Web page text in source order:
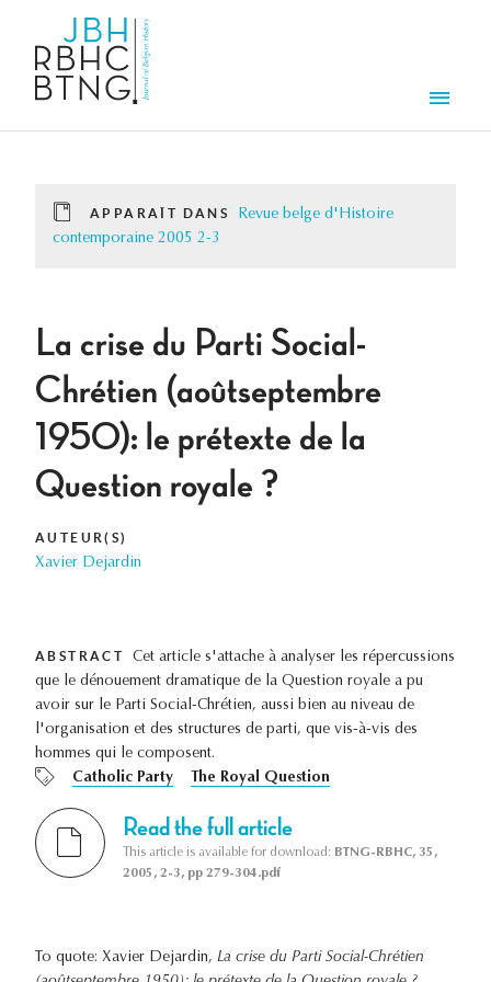
APPARAÎT DANS
Revue belge d'Histoire
contemporaine 2005 2-3
La crise du Parti Social-
Chrétien (aoûtseptembre
1950): le prétexte de la
Question royale ?
AUTEUR(S)
Xavier Dejardin
ABSTRACT
Cet article s'attache à analyser les répercussions
que le dénouement dramatique de la Question royale a pu
avoir sur le Parti Social-Chrétien, aussi bien au niveau de
l'organisation et des structures de parti, que vis-à-vis des
hommes qui le composent.
Catholic Party
The Royal Question
Read the full article
This article is available for download: BTNG-RBHC, 35,
2005, 2-3, pp 279-304.pdf
To quote: Xavier Dejardin, La crise du Parti Social-Chrétien